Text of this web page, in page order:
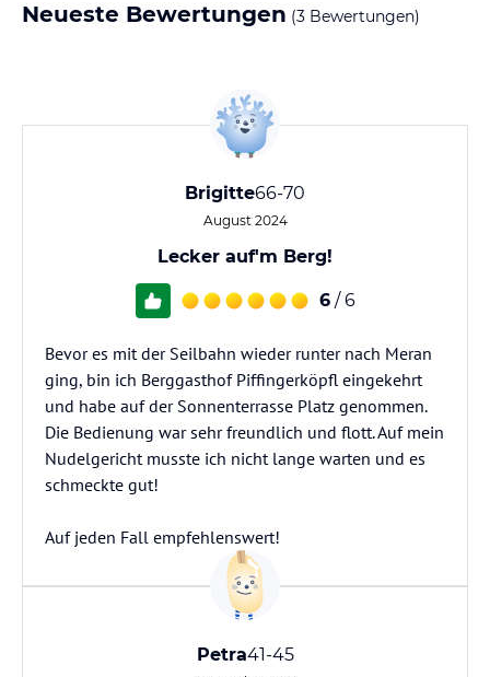
Neueste Bewertungen (3 Bewertungen)
Brigitte66-70
August 2024
Lecker auf'm Berg!
6 / 6
Bevor es mit der Seilbahn wieder runter nach Meran
ging, bin ich Berggasthof Piffingerköpfl eingekehrt
und habe auf der Sonnenterrasse Platz genommen.
Die Bedienung war sehr freundlich und flott. Auf mein
Nudelgericht musste ich nicht lange warten und es
schmeckte gut!
Auf jeden Fall empfehlenswert!
Petra41-45